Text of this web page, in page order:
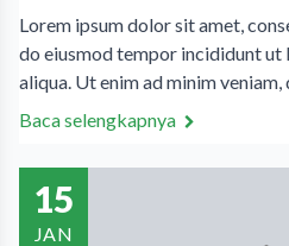
Lorem ipsum dolor sit amet,
do eiusmod tempor incididunt ut
aliqua. Ut enim ad minim veniam,
Baca selengkapnya
15
JAN